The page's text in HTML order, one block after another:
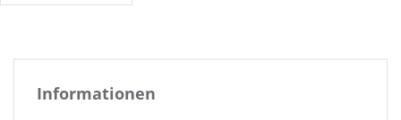
Informationen